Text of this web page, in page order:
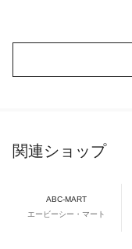
関連ショップ
ABC-MART
エービーシー・マート